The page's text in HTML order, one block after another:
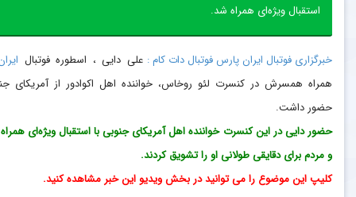
استقبال ویژه‌ای همراه شد.
خبرگزاری فوتبال ایران پارس فوتبال دات کام : علی دایی ، اسطوره فوتبال
همراه همسرش در کنسرت لئو روخاس، خواننده اهل اکوادور از آمریکای
حضور داشت.
حضور دایی در این کنسرت خواننده اهل آمریکای جنوبی با استقبال ویژه‌ای
و مردم برای دقایقی طولانی او را تشویق کردند.
کلیپ این موضوع را می توانید در بخش ویدیو این خبر مشاهده کنید.